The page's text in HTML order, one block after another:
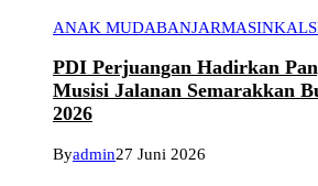
ANAK MUDABANJARMASIN
PDI Perjuangan Hadirkan
Musisi Jalanan Semarakkan
2026
Byadmin27 Juni 2026